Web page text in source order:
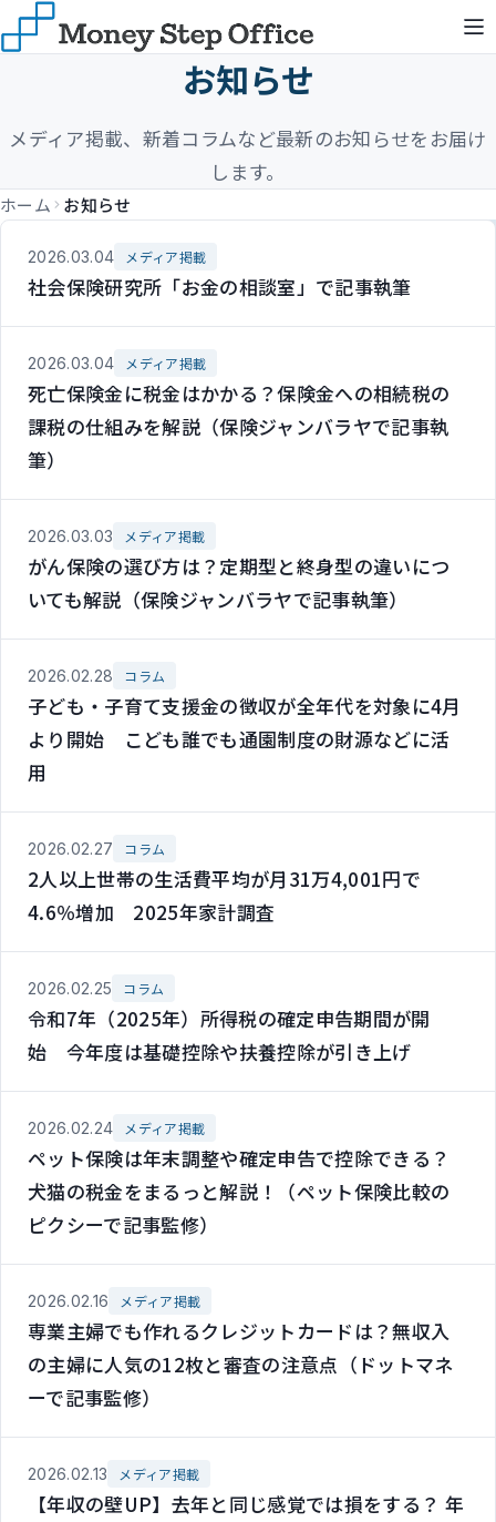
お知らせ
メディア掲載、新着コラムなど最新のお知らせをお届け
します。
ホーム お知らせ
2026.03.04 メディア掲載
社会保険研究所「お金の相談室」で記事執筆
2026.03.04 メディア掲載
死亡保険金に税金はかかる？保険金への相続税の
課税の仕組みを解説（保険ジャンバラヤで記事執
筆）
2026.03.03 メディア掲載
がん保険の選び方は？定期型と終身型の違いにつ
いても解説（保険ジャンバラヤで記事執筆）
2026.02.28 コラム
子ども・子育て支援金の徴収が全年代を対象に4月
より開始 こども誰でも通園制度の財源などに活
用
2026.02.27 コラム
2人以上世帯の生活費平均が月31万4,001円で
4.6％増加 2025年家計調査
2026.02.25 コラム
令和7年（2025年）所得税の確定申告期間が開
始 今年度は基礎控除や扶養控除が引き上げ
2026.02.24 メディア掲載
ペット保険は年末調整や確定申告で控除できる？
犬猫の税金をまるっと解説！（ペット保険比較の
ピクシーで記事監修）
2026.02.16 メディア掲載
専業主婦でも作れるクレジットカードは？無収入
の主婦に人気の12枚と審査の注意点（ドットマネ
ーで記事監修）
2026.02.13 メディア掲載
【年収の壁UP】去年と同じ感覚では損をする？ 年